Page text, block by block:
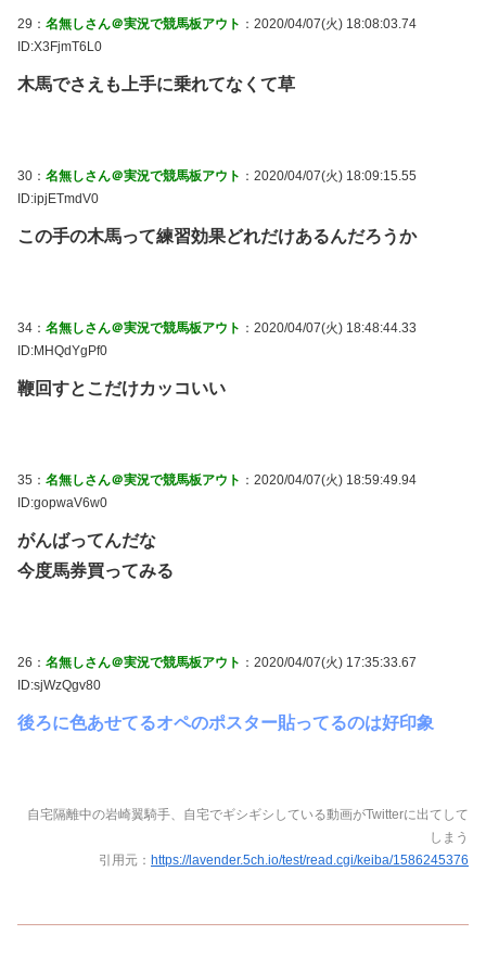
29： 名無しさん＠実況で競馬板アウト ：2020/04/07(火) 18:08:03.74
ID:X3FjmT6L0
木馬でさえも上手に乗れてなくて草
30： 名無しさん＠実況で競馬板アウト ：2020/04/07(火) 18:09:15.55
ID:ipjETmdV0
この手の木馬って練習効果どれだけあるんだろうか
34： 名無しさん＠実況で競馬板アウト ：2020/04/07(火) 18:48:44.33
ID:MHQdYgPf0
鞭回すとこだけカッコいい
35： 名無しさん＠実況で競馬板アウト ：2020/04/07(火) 18:59:49.94
ID:gopwaV6w0
がんばってんだな
今度馬券買ってみる
26： 名無しさん＠実況で競馬板アウト ：2020/04/07(火) 17:35:33.67
ID:sjWzQgv80
後ろに色あせてるオペのポスター貼ってるのは好印象
自宅隔離中の岩崎翼騎手、自宅でギシギシしている動画がTwitterに出てして
しまう
引用元： https://lavender.5ch.io/test/read.cgi/keiba/1586245376